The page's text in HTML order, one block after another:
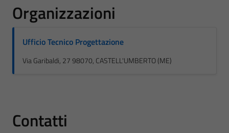
Organizzazioni
Ufficio Tecnico Progettazione
Via Garibaldi, 27 98070, CASTELL'UMBERTO (ME)
Contatti